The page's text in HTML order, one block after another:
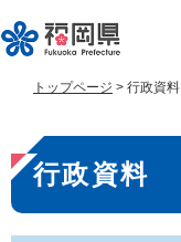
ー
ジ
で
す
ニ
ュ
ば
し
トップページ > 行政資料
本
文
行政資料